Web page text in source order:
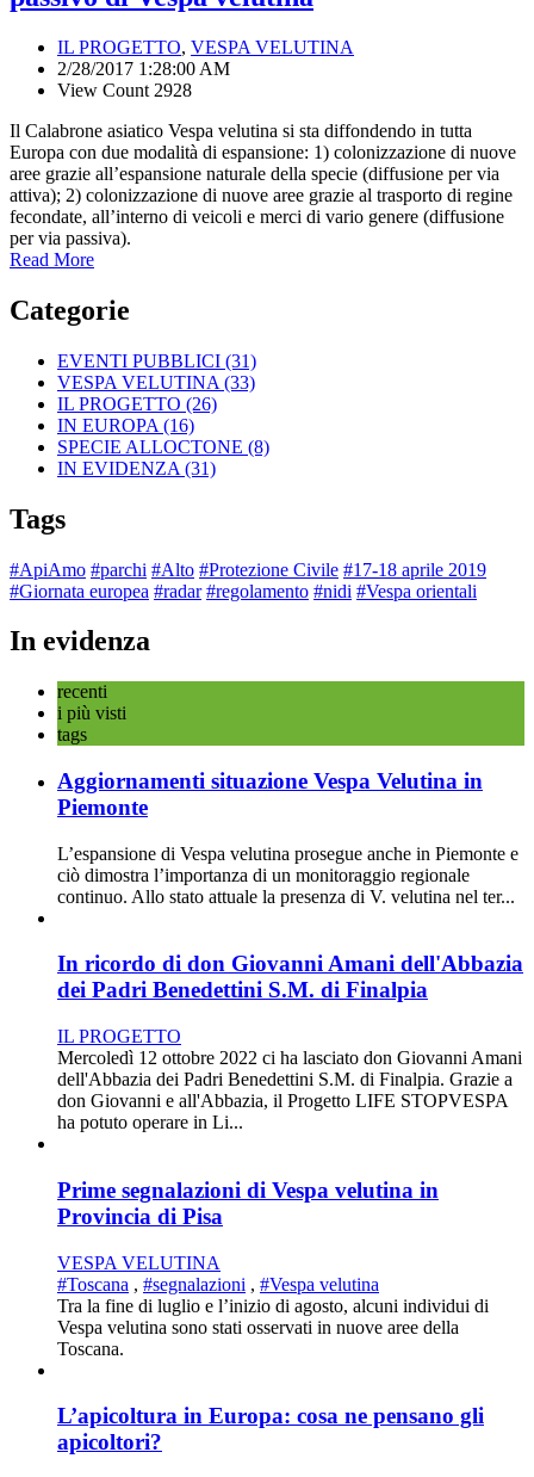
IL PROGETTO, VESPA VELUTINA
2/28/2017 1:28:00 AM
View Count 2928
Il Calabrone asiatico Vespa velutina si sta diffondendo in tutta
Europa con due modalità di espansione: 1) colonizzazione di nuove
aree grazie all’espansione naturale della specie (diffusione per via
attiva); 2) colonizzazione di nuove aree grazie al trasporto di regine
fecondate, all’interno di veicoli e merci di vario genere (diffusione
per via passiva).
Read More
Categorie
EVENTI PUBBLICI (31)
VESPA VELUTINA (33)
IL PROGETTO (26)
IN EUROPA (16)
SPECIE ALLOCTONE (8)
IN EVIDENZA (31)
Tags
#ApiAmo #parchi #Alto #Protezione Civile #17-18 aprile 2019
#Giornata europea #radar #regolamento #nidi #Vespa orientali
In evidenza
recenti
i più visti
tags
Aggiornamenti situazione Vespa Velutina in
Piemonte
L’espansione di Vespa velutina prosegue anche in Piemonte e
ciò dimostra l’importanza di un monitoraggio regionale
continuo. Allo stato attuale la presenza di V. velutina nel ter...
In ricordo di don Giovanni Amani dell'Abbazia
dei Padri Benedettini S.M. di Finalpia
IL PROGETTO
Mercoledì 12 ottobre 2022 ci ha lasciato don Giovanni Amani
dell'Abbazia dei Padri Benedettini S.M. di Finalpia. Grazie a
don Giovanni e all'Abbazia, il Progetto LIFE STOPVESPA
ha potuto operare in Li...
Prime segnalazioni di Vespa velutina in
Provincia di Pisa
VESPA VELUTINA
#Toscana , #segnalazioni , #Vespa velutina
Tra la fine di luglio e l’inizio di agosto, alcuni individui di
Vespa velutina sono stati osservati in nuove aree della
Toscana.
L’apicoltura in Europa: cosa ne pensano gli
apicoltori?